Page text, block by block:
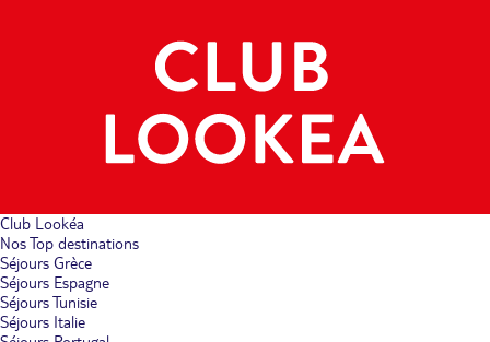
Club Lookéa
Nos Top destinations
Séjours Grèce
Séjours Espagne
Séjours Tunisie
Séjours Italie